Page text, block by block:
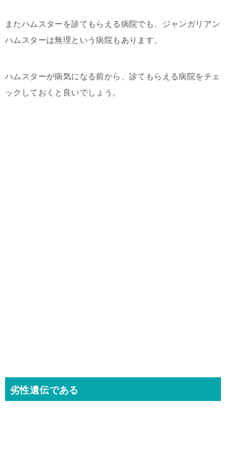
またハムスターを診てもらえる病院でも、ジャンガリアン
ハムスターは無理という病院もあります。
ハムスターが病気になる前から、診てもらえる病院をチェ
ックしておくと良いでしょう。
劣性遺伝である